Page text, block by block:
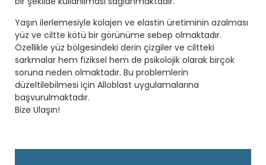
Yaşın ilerlemesiyle kolajen ve elastin üretiminin azalması
yüz ve ciltte kötü bir görünüme sebep olmaktadır.
Özellikle yüz bölgesindeki derin çizgiler ve ciltteki
sarkmalar hem fiziksel hem de psikolojik olarak birçok
soruna neden olmaktadır. Bu problemlerin
düzeltilebilmesi için Alloblast uygulamalarına
başvurulmaktadır.
Bize Ulaşın!